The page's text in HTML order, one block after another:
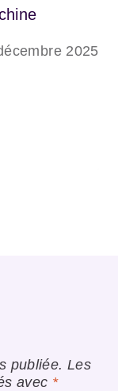
2025
publiée. Les
avec *